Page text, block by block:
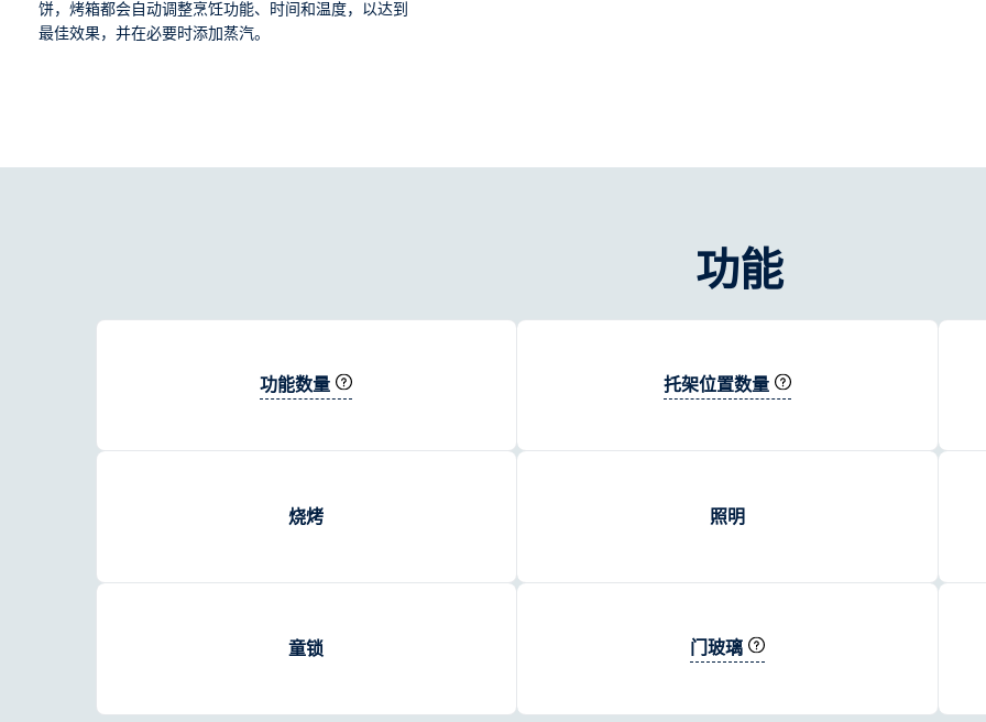
饼，烤箱都会自动调整烹饪功能、时间和温度，以达到
最佳效果，并在必要时添加蒸汽。
功能
功能数量 托架位置数量
烧烤 照明
童锁 门玻璃